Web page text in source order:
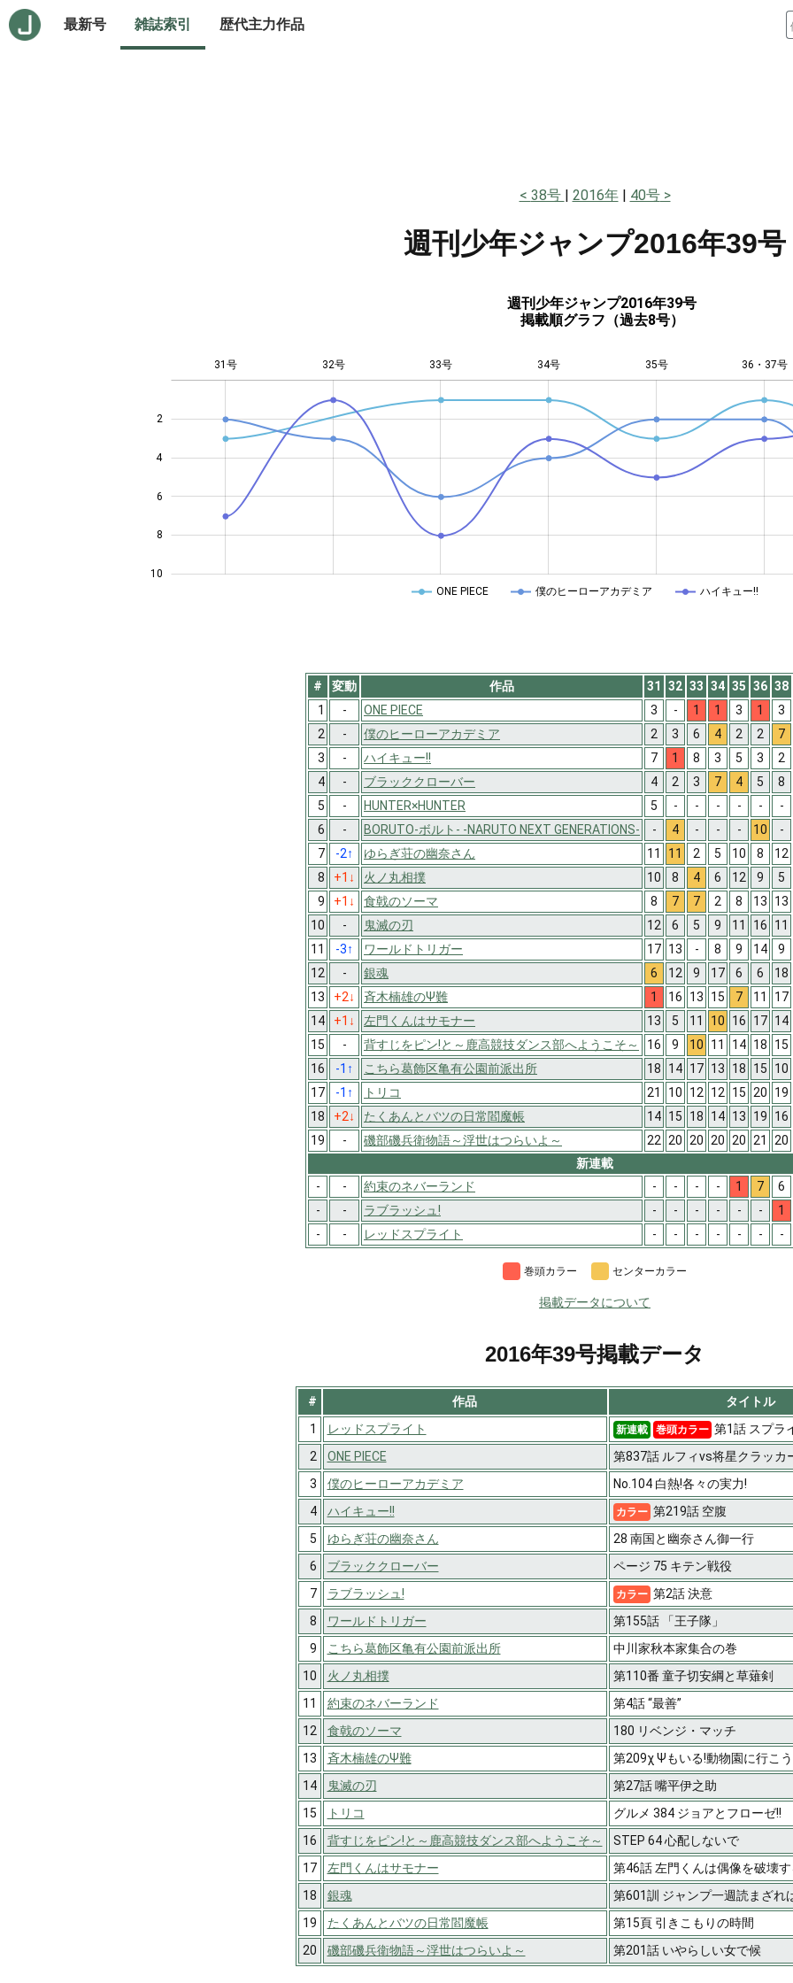
最新号 雑誌索引 歴代主力作品
38号 2016年 40号
週刊少年ジャンプ2016年39号
週刊少年ジャンプ2016年39号
掲載順グラフ（過去8号）
2
4
6
8
10
31号 32号 33号 34号 35号 36・37号
ONE PIECE 僕のヒーローアカデミア ハイキュー!!
# 変動 作品 31 32 33 34 35 36 38
1
- ONE PIECE 3 - 1 1 3 1 3
2
- 僕のヒーローアカデミア 2 3 6 4 2 2 7
3
- ハイキュー!! 7 1 8 3 5 3 2
4
- ブラッククローバー 4 2 3 7 4 5 8
5
- HUNTER×HUNTER 5 - - - - - -
6
- BORUTO-ボルト- -NARUTO NEXT GENERATIONS- - 4 - - - 10 -
7
-2↑ ゆらぎ荘の幽奈さん 11 11 2 5 10 8 12
8
+1 ↓ 火ノ丸相撲 10 8 4 6 12 9 5
9
+1 ↓ 食戟のソーマ 8 7 7 2 8 13 13
10
- 鬼滅の刃 12 6 5 9 11 16 11
11
-3↑ ワールドトリガー 17 13 - 8 9 14 9
12
- 銀魂 6 12 9 17 6 6 18
13
+2↓ 斉木楠雄のΨ難 1 16 13 15 7 11 17
14
+1 ↓ 左門くんはサモナー 13 5 11 10 16 17 14
15
- 背すじをピン!と～鹿高競技ダンス部へようこそ～ 16 9 10 11 14 18 15
16
-1 ↑ こちら葛飾区亀有公園前派出所 18 14 17 13 18 15 10
17
-1 ↑ トリコ 21 10 12 12 15 20 19
18
+2↓ たくあんとバツの日常閻魔帳 14 15 18 14 13 19 16
19
- 磯部磯兵衛物語～浮世はつらいよ～ 22 20 20 20 20 21 20
新連載
-
- 約束のネバーランド - - - - 1 7 6
-
- ラブラッシュ! - - - - - - 1
-
- レッドスプライト - - - - - - -
巻頭カラー センターカラー
掲載データについて
2016年39号掲載データ
# 作品
タイトル
1
レッドスプライト 新連載 巻頭カラー 第1話 スプラ
2
ONE PIECE
第837話 ルフィvs将星クラッカ
3
僕のヒーローアカデミア
No.104 白熱!各々の実力!
4
ハイキュー!! カラー 第219話 空腹
5
ゆらぎ荘の幽奈さん
28 南国と幽奈さん御一行
6
ブラッククローバー
ページ 75 キテン戦役
7
ラブラッシュ! カラー 第2話 決意
8
ワールドトリガー
第155話 「王子隊」
9
こちら葛飾区亀有公園前派出所
中川家秋本家集合の巻
10
火ノ丸相撲
第110番 童子切安綱と草薙剣
11
約束のネバーランド
第4話 “最善”
12
食戟のソーマ
180 リベンジ・マッチ
13
斉木楠雄のΨ難
第209χ Ψもいる!動物園に行こう
14
鬼滅の刃
第27話 嘴平伊之助
15
トリコ
グルメ 384 ジョアとフローゼ!!
16
背すじをピン!と～鹿高競技ダンス部へようこそ～
STEP 64 心配しないで
17
左門くんはサモナー
第46話 左門くんは偶像を破壊す
18
銀魂
第601訓 ジャンプ一週読まざれ
19
たくあんとバツの日常閻魔帳
第15頁 引きこもりの時間
20
磯部磯兵衛物語～浮世はつらいよ～ 第201話 いやらしい女で候